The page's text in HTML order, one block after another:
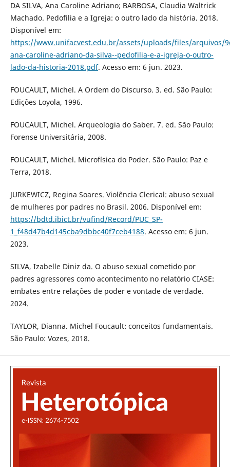
DA SILVA, Ana Caroline Adriano; BARBOSA, Claudia Waltrick
Machado. Pedofilia e a Igreja: o outro lado da história. 2018.
Disponível em:
https://www.unifacvest.edu.br/assets/uploads/files/arquivos/
ana-caroline-adriano-da-silva--pedofilia-e-a-igreja-o-outro-
lado-da-historia-2018.pdf. Acesso em: 6 jun. 2023.
FOUCAULT, Michel. A Ordem do Discurso. 3. ed. São Paulo:
Edições Loyola, 1996.
FOUCAULT, Michel. Arqueologia do Saber. 7. ed. São Paulo:
Forense Universitária, 2008.
FOUCAULT, Michel. Microfísica do Poder. São Paulo: Paz e
Terra, 2018.
JURKEWICZ, Regina Soares. Violência Clerical: abuso sexual
de mulheres por padres no Brasil. 2006. Disponível em:
https://bdtd.ibict.br/vufind/Record/PUC_SP-
1_f48d47b4d145cba9dbbc40f7ceb4188. Acesso em: 6 jun.
2023.
SILVA, Izabelle Diniz da. O abuso sexual cometido por
padres agressores como acontecimento no relatório CIASE:
embates entre relações de poder e vontade de verdade.
2024.
TAYLOR, Dianna. Michel Foucault: conceitos fundamentais.
São Paulo: Vozes, 2018.